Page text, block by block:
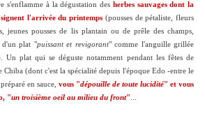
s'enflamme à la dégustation des herbes sauvages dont la
l'arrivée du printemps (pousses de pétaliste, fleurs
jeunes pousses de lis plantain ou de prêle des champs,
d'un plat "puissant et revigorant" comme l'anguille grillée
Un plat qui se déguste notamment pendant les fêtes de
Chiba (dont c'est la spécialité depuis l'époque Edo -entre le
en sauce, vous "dépouille de toute lucidité" et vous
"un troisième oeil au milieu du front"